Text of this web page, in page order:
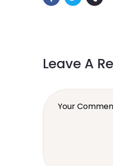
Leave A